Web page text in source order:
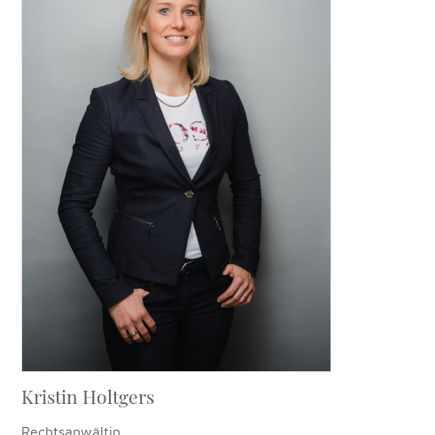
Kristin Holtgers
Rechtsanwältin